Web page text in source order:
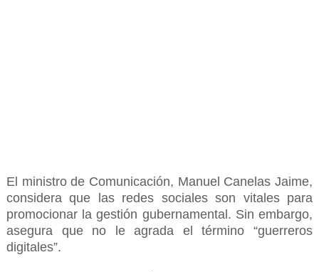
El ministro de Comunicación, Manuel Canelas Jaime,
considera que las redes sociales son vitales para
promocionar la gestión gubernamental. Sin embargo,
asegura que no le agrada el término “guerreros
digitales”.